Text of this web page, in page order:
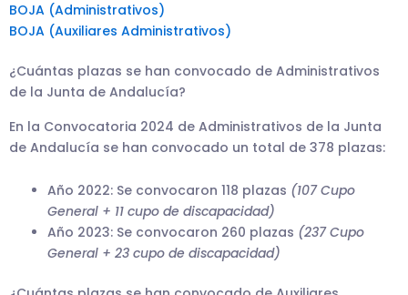
BOJA (Administrativos)
BOJA (Auxiliares Administrativos)
¿Cuántas plazas se han convocado de Administrativos
de la Junta de Andalucía?
En la Convocatoria 2024 de Administrativos de la Junta
de Andalucía se han convocado un total de 378 plazas:
Año 2022: Se convocaron 118 plazas (107 Cupo
General + 11 cupo de discapacidad)
Año 2023: Se convocaron 260 plazas (237 Cupo
General + 23 cupo de discapacidad)